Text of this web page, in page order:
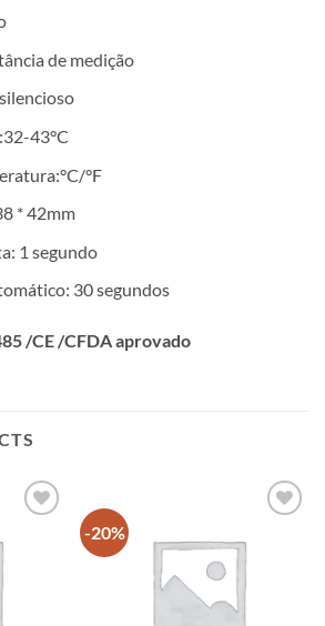
de medição
43°C
°F
* 42mm
1 segundo
30 segundos
/CE /CFDA aprovado
-20%